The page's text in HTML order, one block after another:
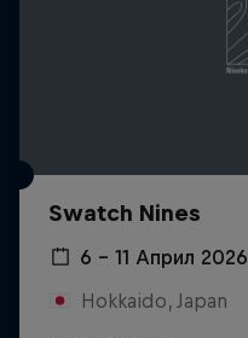
Swatch Nines
6 – 11 Април 2026
Hokkaido, Japan